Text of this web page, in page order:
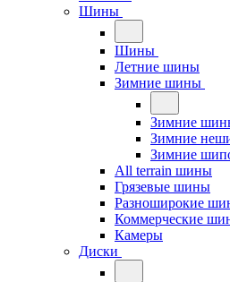
Шины
Шины
Летние шины
Зимние шины
Зимние
Зимние
Зимние
All terrain шины
Грязевые шины
Разноширокие
Коммерческие
Камеры
Диски